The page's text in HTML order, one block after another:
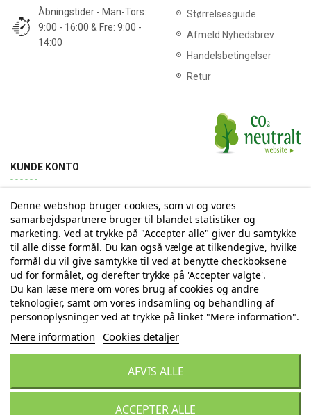
Åbningstider - Man-Tors:
9:00 - 16:00 & Fre: 9:00 -
14:00
Størrelsesguide
Afmeld Nyhedsbrev
Handelsbetingelser
Retur
KUNDE KONTO
Min konto Ordrehistorik Returnering Adresse
Tilmelding til Nyhedsbrev
Vi deler aldrig din email-adresse med tredjepart
Tilmeld
Denne webshop bruger cookies, som vi og vores
samarbejdspartnere bruger til blandet statistiker og
marketing. Ved at trykke på "Accepter alle" giver du samtykke
til alle disse formål. Du kan også vælge at tilkendegive, hvilke
formål du vil give samtykke til ved at benytte checkboksene
ud for formålet, og derefter trykke på 'Accepter valgte'.
Du kan læse mere om vores brug af cookies og andre
teknologier, samt om vores indsamling og behandling af
personoplysninger ved at trykke på linket "Mere information".
Mere information Cookies detaljer
AFVIS ALLE
ACCEPTER ALLE